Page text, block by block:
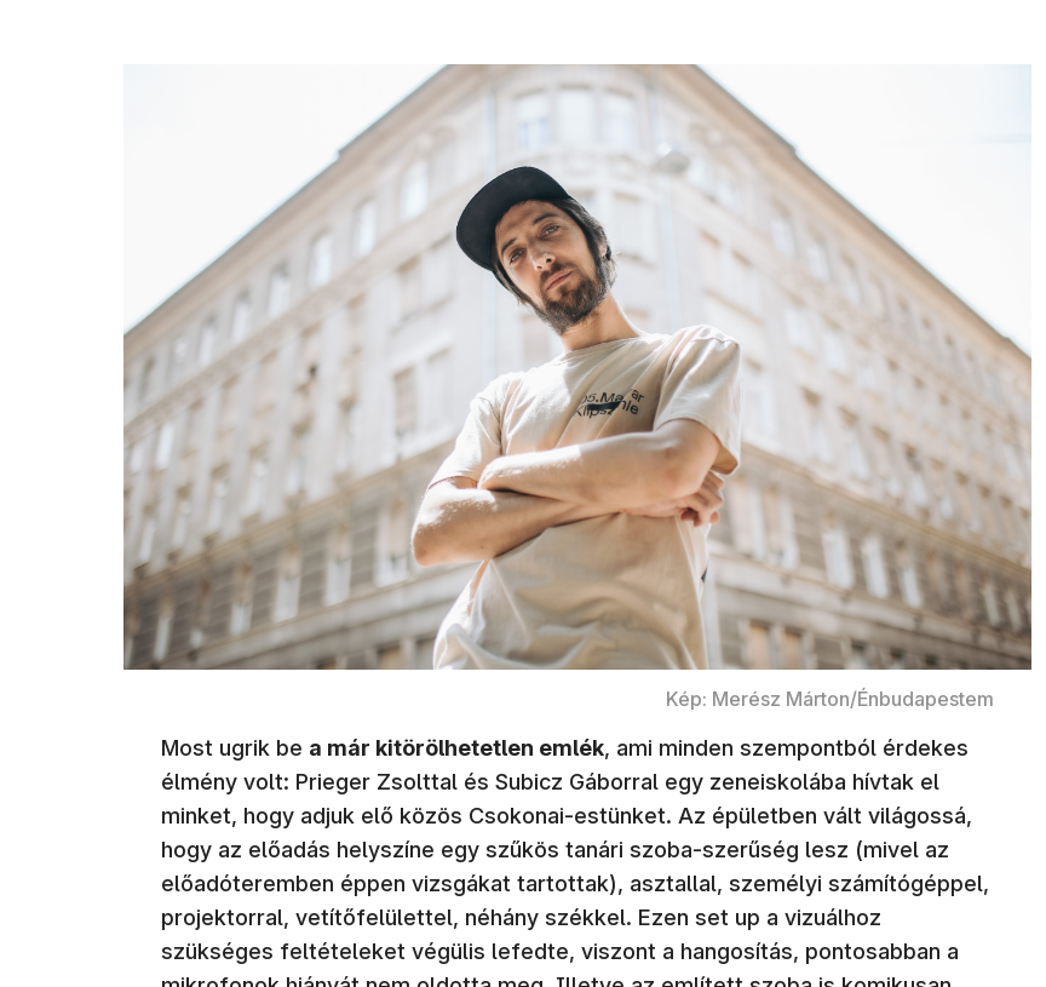
Kép: Merész Márton/Énbudapestem
Most ugrik be a már kitörölhetetlen emlék, ami minden szempontból érdekes
élmény volt: Prieger Zsolttal és Subicz Gáborral egy zeneiskolába hívtak el
minket, hogy adjuk elő közös Csokonai-estünket. Az épületben vált világossá,
hogy az előadás helyszíne egy szűkös tanári szoba-szerűség lesz (mivel az
előadóteremben éppen vizsgákat tartottak), asztallal, személyi számítógéppel,
projektorral, vetítőfelülettel, néhány székkel. Ezen set up a vizuálhoz
szükséges feltételeket végülis lefedte, viszont a hangosítás, pontosabban a